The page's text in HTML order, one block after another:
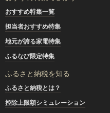
おすすめ特集一覧
担当者おすすめ特集
地元が誇る家電特集
ふるなび限定特集
ふるさと納税を知る
ふるさと納税とは？
控除上限額シミュレーション